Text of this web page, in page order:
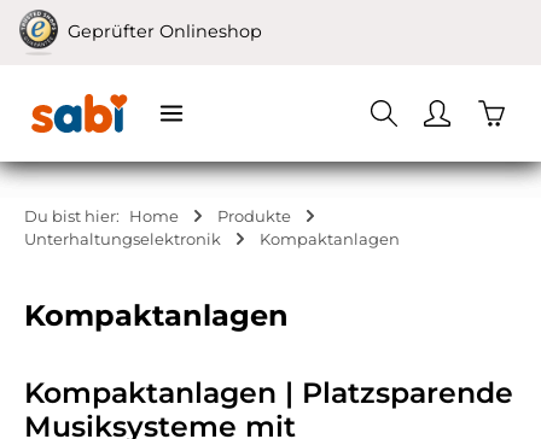
Zum Hauptinhalt springen
Geprüfter Onlineshop
Du bist hier: Home
Produkte
Unterhaltungselektronik
Kompaktanlagen
Kompaktanlagen
Kompaktanlagen | Platzsparende
Musiksysteme mit